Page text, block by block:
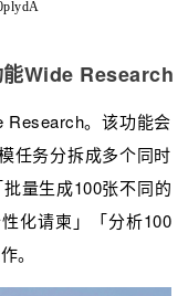
Wide Research
Research。该功能会
任务分拆成多个同时
量生成100张不同的
化请柬」「分析100
。